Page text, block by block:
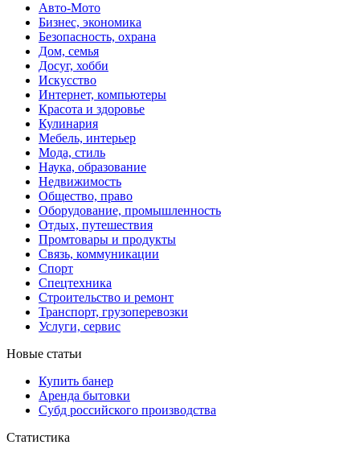
Авто-Мото
Бизнес, экономика
Безопасность, охрана
Дом, семья
Досуг, хобби
Искусство
Интернет, компьютеры
Красота и здоровье
Кулинария
Мебель, интерьер
Мода, стиль
Наука, образование
Недвижимость
Общество, право
Оборудование, промышленность
Отдых, путешествия
Промтовары и продукты
Связь, коммуникации
Спорт
Спецтехника
Строительство и ремонт
Транспорт, грузоперевозки
Услуги, сервис
Новые статьи
Купить банер
Аренда бытовки
Субд российского производства
Статистика